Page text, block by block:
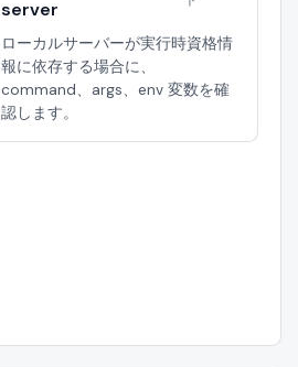
server
ローカルサーバーが実行時資格情
報に依存する場合に、
command、args、env 変数を確
認します。